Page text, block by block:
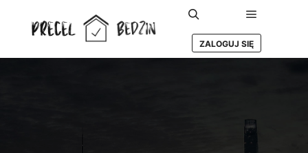
Szukaj Główne
ZALOGUJ SIĘ